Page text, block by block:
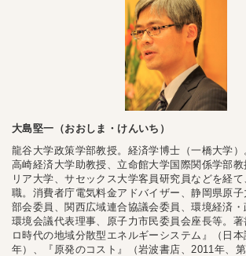
大島堅一（おおしま・けんいち）
龍谷大学政策学部教授。経済学博士（一橋大学）
高崎経済大学助教授、立命館大学国際関係学部
リア大学、サセックス大学客員研究員などを経
職。消費者庁電気料金アドバイザー、静岡県原
部会委員、関西広域連合協議会委員、環境経済
環境会議代表理事、原子力市民委員会座長等。
ロ時代の地域分散型エネルギーシステム』（日本
年）、『原発のコスト』（岩波書店、2011年、